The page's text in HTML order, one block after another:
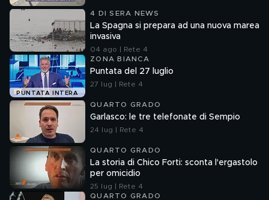
4 DI SERA NEWS
La Spagna si prepara ad una nuova marea
invasiva
04 ago | Rete 4
PUNTATA INTERA
ZONA BIANCA
Puntata del 27 luglio
27 lug | Rete 4
QUARTO GRADO
Garlasco: le tre telefonate di Sempio
24 lug | Rete 4
QUARTO GRADO
La storia di Chico Forti: sconta l'ergastolo
per omicidio
25 lug | Rete 4
QUARTO GRADO